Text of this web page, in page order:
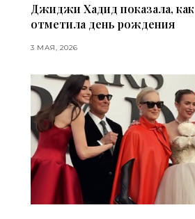
Джиджи Хадид показала, как
отметила день рождения
3 МАЯ, 2026